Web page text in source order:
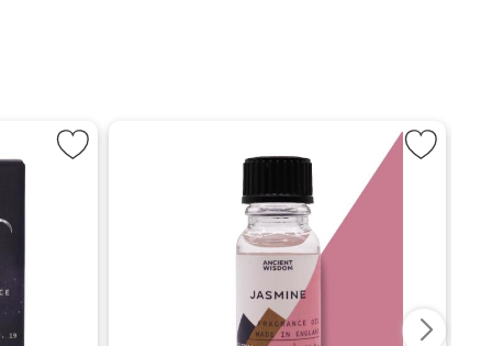
- Väduren som favorit Markera Doftolja - Jasmin